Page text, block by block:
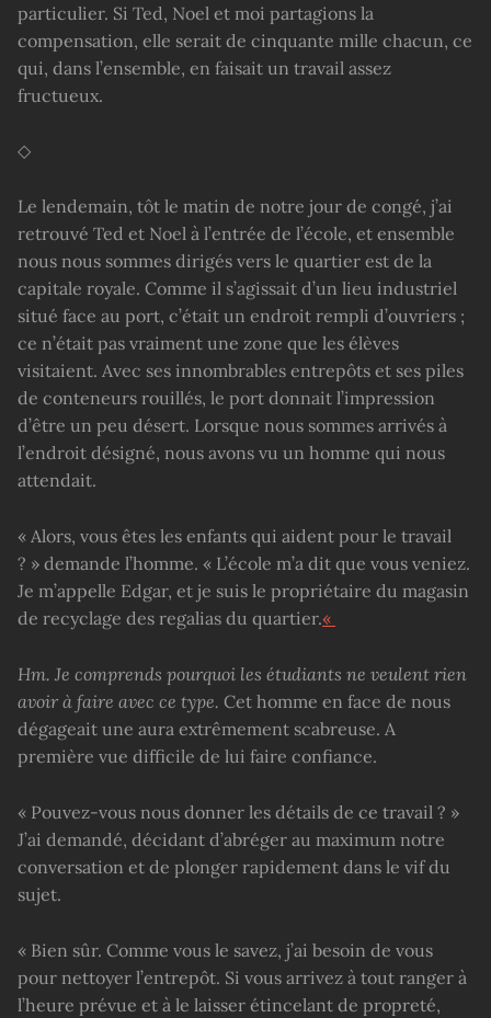
particulier. Si Ted, Noel et moi partagions la
compensation, elle serait de cinquante mille chacun, ce
qui, dans l’ensemble, en faisait un travail assez
fructueux.
◇
Le lendemain, tôt le matin de notre jour de congé, j’ai
retrouvé Ted et Noel à l’entrée de l’école, et ensemble
nous nous sommes dirigés vers le quartier est de la
capitale royale. Comme il s’agissait d’un lieu industriel
situé face au port, c’était un endroit rempli d’ouvriers ;
ce n’était pas vraiment une zone que les élèves
visitaient. Avec ses innombrables entrepôts et ses piles
de conteneurs rouillés, le port donnait l’impression
d’être un peu désert. Lorsque nous sommes arrivés à
l’endroit désigné, nous avons vu un homme qui nous
attendait.
« Alors, vous êtes les enfants qui aident pour le travail
? » demande l’homme. « L’école m’a dit que vous veniez.
Je m’appelle Edgar, et je suis le propriétaire du magasin
de recyclage des regalias du quartier.«
Hm. Je comprends pourquoi les étudiants ne veulent rien
avoir à faire avec ce type. Cet homme en face de nous
dégageait une aura extrêmement scabreuse. A
première vue difficile de lui faire confiance.
« Pouvez-vous nous donner les détails de ce travail ? »
J’ai demandé, décidant d’abréger au maximum notre
conversation et de plonger rapidement dans le vif du
sujet.
« Bien sûr. Comme vous le savez, j’ai besoin de vous
pour nettoyer l’entrepôt. Si vous arrivez à tout ranger à
l’heure prévue et à le laisser étincelant de propreté,